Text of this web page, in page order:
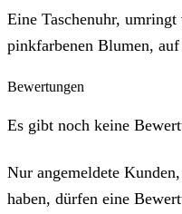
Eine Taschenuhr,
pinkfarbenen Blumen,
Bewertungen
Es gibt noch keine
Nur angemeldete
haben, dürfen eine